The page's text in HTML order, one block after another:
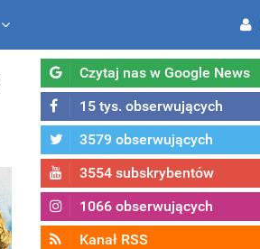
Czytaj nas w Google News
15 tys. obserwujących
3579 obserwujących
3554 subskrybentów
1066 obserwujących
Kanał RSS